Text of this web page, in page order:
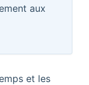
aux
et les